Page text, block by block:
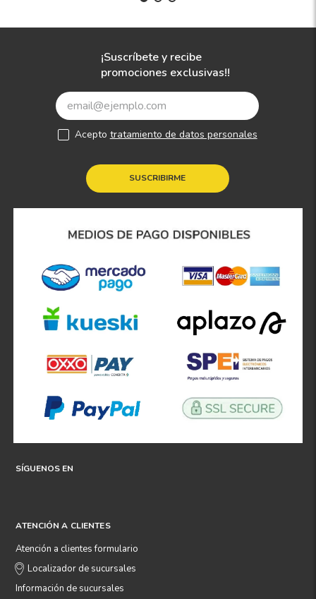
¡Suscríbete y recibe
promociones exclusivas!!
SUSCRIBIRME
Acepto tratamiento de datos personales
SÍGUENOS EN
ATENCIÓN A CLIENTES
Atención a clientes formulario
Localizador de sucursales
Información de sucursales